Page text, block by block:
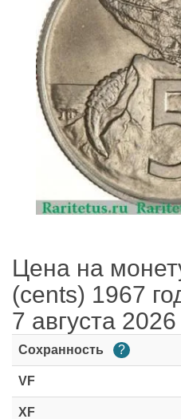
Цена на
(cents) 1967
7 августа 2026
Сохранность ?
VF
XF